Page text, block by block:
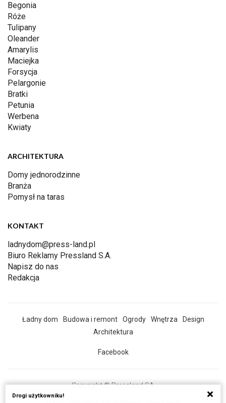
Begonia
Róże
Tulipany
Oleander
Amarylis
Maciejka
Forsycja
Pelargonie
Bratki
Petunia
Werbena
Kwiaty
ARCHITEKTURA
Domy jednorodzinne
Branża
Pomysł na taras
KONTAKT
ladnydom@press-land.pl
Biuro Reklamy Pressland S.A.
Napisz do nas
Redakcja
Ładny dom Budowa i remont Ogrody Wnętrza
Design
Architektura
Facebook
Copyright © Pressland SA
Drogi użytkowniku!